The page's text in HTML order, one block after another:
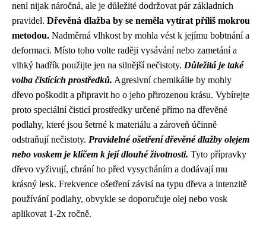
není nijak náročná, ale je důležité dodržovat pár základních
pravidel. Dřevěná dlažba by se neměla vytírat příliš mokrou
metodou. Nadměrná vlhkost by mohla vést k jejímu bobtnání a
deformaci. Místo toho volte raději vysávání nebo zametání a
vlhký hadřík použijte jen na silnější nečistoty. Důležitá je také
volba čistících prostředků. Agresivní chemikálie by mohly
dřevo poškodit a připravit ho o jeho přirozenou krásu. Vybírejte
proto speciální čisticí prostředky určené přímo na dřevěné
podlahy, které jsou šetrné k materiálu a zároveň účinně
odstraňují nečistoty. Pravidelné ošetření dřevěné dlažby olejem
nebo voskem je klíčem k její dlouhé životnosti. Tyto přípravky
dřevo vyživují, chrání ho před vysycháním a dodávají mu
krásný lesk. Frekvence ošetření závisí na typu dřeva a intenzitě
používání podlahy, obvykle se doporučuje olej nebo vosk
aplikovat 1-2x ročně.